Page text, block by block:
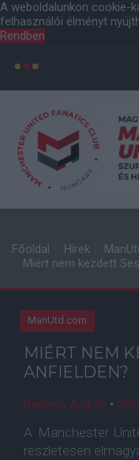
A weboldalunkon cookie-
felhasználói élményt
Rendben
Főoldal Hírek
Miért nem kezdett
ManUtd.com
MIÉRT NEM
ANFIELDEN?
Bederna András •
A Manchester
részletesen